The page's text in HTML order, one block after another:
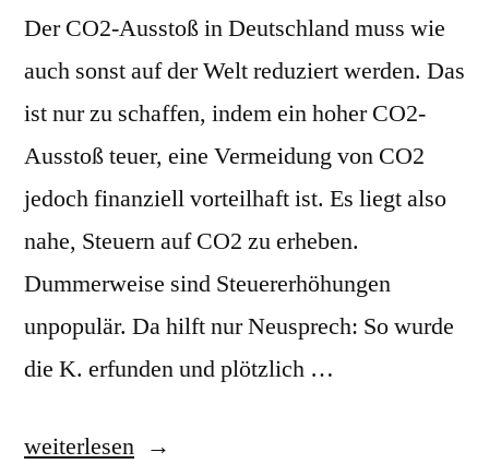
Der CO2-Ausstoß in Deutschland muss wie
auch sonst auf der Welt reduziert werden. Das
ist nur zu schaffen, indem ein hoher CO2-
Ausstoß teuer, eine Vermeidung von CO2
jedoch finanziell vorteilhaft ist. Es liegt also
nahe, Steuern auf CO2 zu erheben.
Dummerweise sind Steuererhöhungen
unpopulär. Da hilft nur Neusprech: So wurde
die K. erfunden und plötzlich …
„Kohlendioxid-
weiterlesen